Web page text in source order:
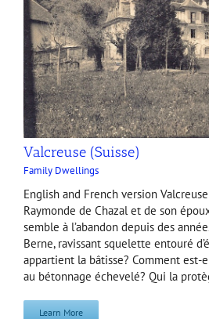
Valcreuse (Suisse)
Family Dwellings
English and French version
Raymonde de Chazal et de son
semble à l’abandon depuis des
Berne, ravissant squelette entouré
appartient la bâtisse? Comment est-
au bétonnage échevelé? Qui la
Learn More